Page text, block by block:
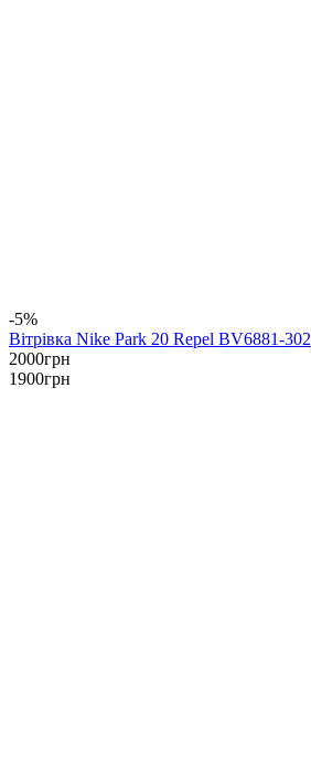
-5%
Вітрівка Nike Park 20 Repel BV6881-302
2000грн
1900грн